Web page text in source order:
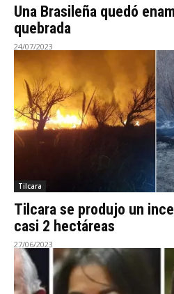
Una Brasileña quedó
quebrada
24/07/2023
Tilcara
Tilcara se produjo un
casi 2 hectáreas
27/06/2023